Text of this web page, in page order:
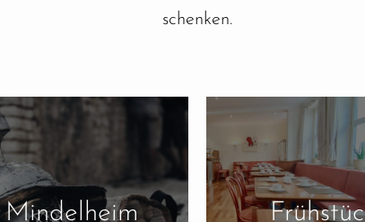
schenken.
Mindelheim